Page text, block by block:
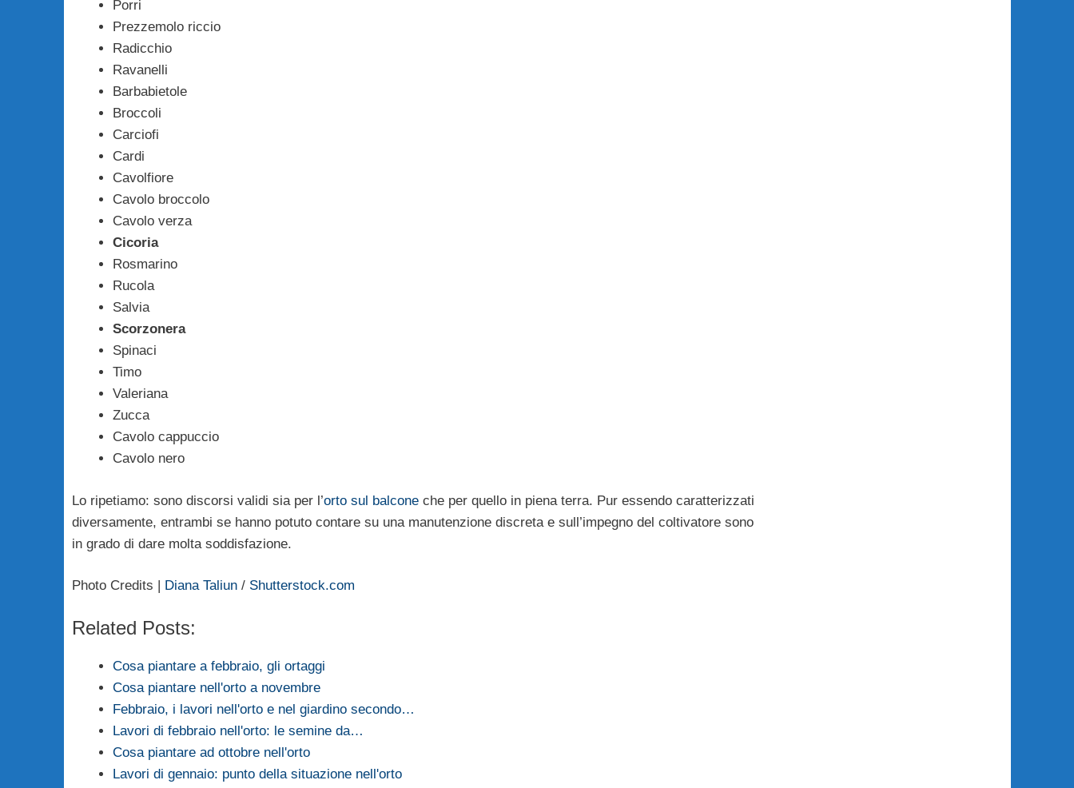
Porri
Prezzemolo riccio
Radicchio
Ravanelli
Barbabietole
Broccoli
Carciofi
Cardi
Cavolfiore
Cavolo broccolo
Cavolo verza
Cicoria
Rosmarino
Rucola
Salvia
Scorzonera
Spinaci
Timo
Valeriana
Zucca
Cavolo cappuccio
Cavolo nero
Lo ripetiamo: sono discorsi validi sia per l’orto sul balconeche per quello in piena terra. Pur essendo caratterizzati
diversamente, entrambi se hanno potuto contare su una manutenzione discreta e sull’impegno del coltivatore sono
in grado di dare molta soddisfazione.
Photo Credits | Diana Taliun/ Shutterstock.com
Related Posts:
Cosa piantare a febbraio, gli ortaggi
Cosa piantare nell'orto a novembre
Febbraio, i lavori nell'orto e nel giardino secondo…
Lavori di febbraio nell'orto: le semine da…
Cosa piantare ad ottobre nell'orto
Lavori di gennaio: punto della situazione nell'orto